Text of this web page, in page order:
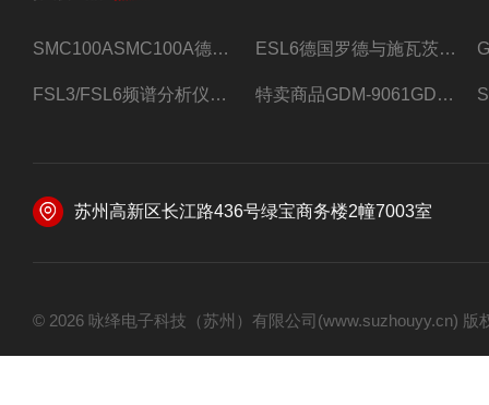
SMC100ASMC100A德国罗德与施瓦茨射频信号源 ESL6德国罗德与施瓦茨预认证EMI接收机
FSL3/FSL6频谱分析仪FSL3/FSL6罗德与施瓦茨 特卖商品GDM-9061GDM-9061台式万用表
苏州高新区长江路436号绿宝商务楼2幢7003室
© 2026 咏绎电子科技（苏州）有限公司(www.suzhouyy.cn)